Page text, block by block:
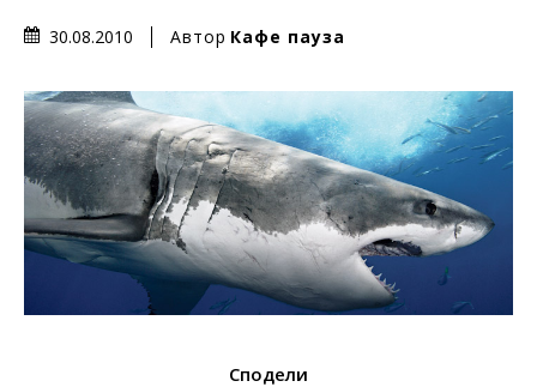
30.08.2010 Автор Кафе пауза
Сподели